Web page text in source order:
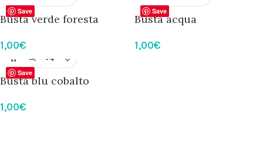
Save
Busta verde foresta
1,00€
Save
Busta acqua
1,00€
Save
Busta blu cobalto
1,00€